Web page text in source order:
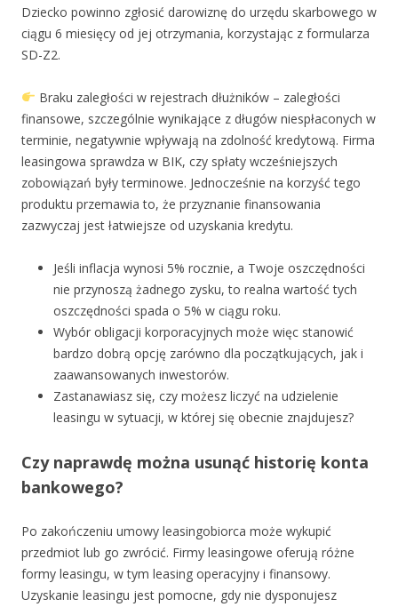
Dziecko powinno zgłosić darowiznę do urzędu skarbowego w
ciągu 6 miesięcy od jej otrzymania, korzystając z formularza
SD-Z2.
Braku zaległości w rejestrach dłużników – zaległości
finansowe, szczególnie wynikające z długów niespłaconych w
terminie, negatywnie wpływają na zdolność kredytową. Firma
leasingowa sprawdza w BIK, czy spłaty wcześniejszych
zobowiązań były terminowe. Jednocześnie na korzyść tego
produktu przemawia to, że przyznanie finansowania
zazwyczaj jest łatwiejsze od uzyskania kredytu.
Jeśli inflacja wynosi 5% rocznie, a Twoje oszczędności
nie przynoszą żadnego zysku, to realna wartość tych
oszczędności spada o 5% w ciągu roku.
Wybór obligacji korporacyjnych może więc stanowić
bardzo dobrą opcję zarówno dla początkujących, jak i
zaawansowanych inwestorów.
Zastanawiasz się, czy możesz liczyć na udzielenie
leasingu w sytuacji, w której się obecnie znajdujesz?
Czy naprawdę można usunąć historię konta
bankowego?
Po zakończeniu umowy leasingobiorca może wykupić
przedmiot lub go zwrócić. Firmy leasingowe oferują różne
formy leasingu, w tym leasing operacyjny i finansowy.
Uzyskanie leasingu jest pomocne, gdy nie dysponujesz